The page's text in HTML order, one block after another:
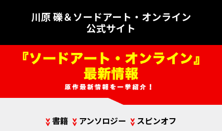
川原 礫＆ソードアート・オンライン
公式サイト
書籍 アンソロジー スピンオフ